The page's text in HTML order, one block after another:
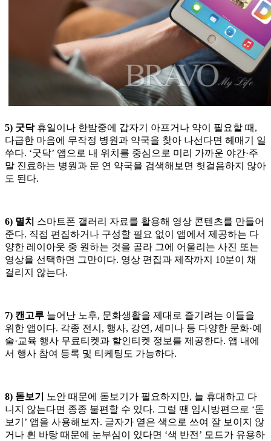
5) 굿닥휴일이나 한밤중에 갑자기 아프거나 약이 필요할 때,
다급한 마음에 무작정 병원과 약국을 찾아 나선다면 헤매기 일
쑤다. ‘굿닥’ 앱으로 내 위치를 중심으로 미리 가까운 야간·주
말 진료하는 병원과 문 연 약국을 검색해보면 헛걸음하지 않아
도 된다.
6) 멸치 스마트폰 갤러리 자료를 활용해 영상 콘텐츠를 만들어
준다. 직접 편집하거나 구성할 필요 없이 앱에서 제공하는 다
양한 레이아웃 중 원하는 것을 골라 그에 어울리는 사진 또는
영상을 선택하면 그만이다. 영상 편집과 제작까지 10분이 채
걸리지 않는다.
7) 캔고루 늘어난 노후, 문화생활을 제대로 즐기려는 이들을
위한 앱이다. 각종 전시, 행사, 강연, 세미나 등 다양한 문화·예
술·교육 행사 무료티켓과 할인티켓 정보를 제공한다. 앱 내에
서 행사 참여 등록 및 티케팅도 가능하다.
8) 돋보기
노안 때문에 돋보기가 필요하지만, 늘 휴대하고 다
니지 않는다면 종종 불편할 수 있다. 그럴 땐 임시방편으로 ‘돋
보기’ 앱을 사용해보자. 글자가 옅은 색으로 쓰여 잘 보이지 않
거나 흰 바탕 때문에 눈부심이 있다면 ‘색 반전’ 모드가 유용하